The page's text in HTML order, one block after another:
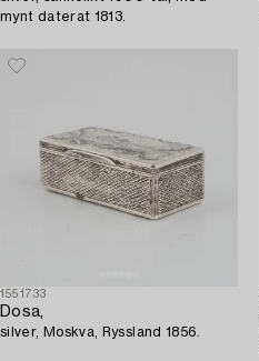
mynt daterat 1813.
1551733
Dosa,
silver, Moskva, Ryssland 1856.